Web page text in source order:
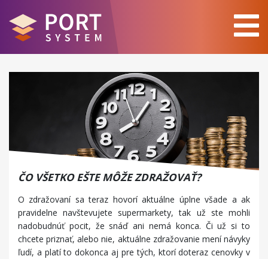
ČO VŠETKO EŠTE MÔŽE ZDRAŽOVAŤ?
O zdražovaní sa teraz hovorí aktuálne úplne všade a ak
pravidelne navštevujete supermarkety, tak už ste mohli
nadobudnúť pocit, že snáď ani nemá konca. Či už si to
chcete priznať, alebo nie, aktuálne zdražovanie mení návyky
ľudí, a platí to dokonca aj pre tých, ktorí doteraz cenovky v